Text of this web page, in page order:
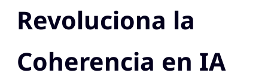
Revoluciona la
Coherencia en IA